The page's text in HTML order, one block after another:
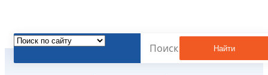
Найти